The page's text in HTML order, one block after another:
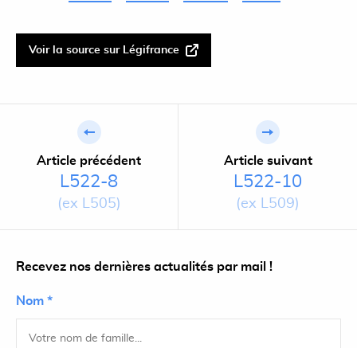
Voir la source sur Légifrance
Article précédent
L522-8
(ex L505)
Article suivant
L522-10
(ex L509)
Recevez nos dernières actualités par mail !
Nom *